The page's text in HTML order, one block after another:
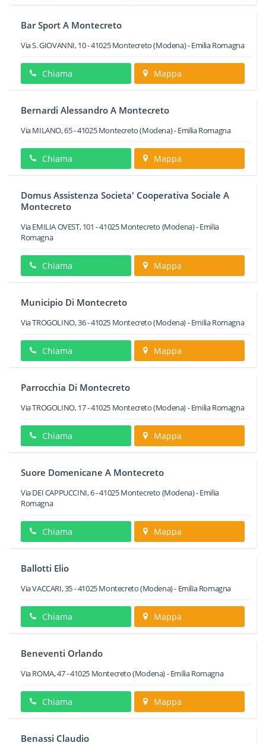
Bar Sport A Montecreto
Via S. GIOVANNI, 10-41025 Montecreto(Modena) -Emilia Romagna
Chiama Mappa
Bernardi Alessandro A Montecreto
Via MILANO, 65-41025 Montecreto(Modena) -Emilia Romagna
Chiama Mappa
Domus Assistenza Societa' Cooperativa Sociale A
Montecreto
Via EMILIA OVEST, 101 -41025Montecreto (Modena) -Emilia
Romagna
Chiama Mappa
Municipio Di Montecreto
Via TROGOLINO, 36-41025 Montecreto(Modena) -Emilia Romagna
Chiama Mappa
Parrocchia Di Montecreto
Via TROGOLINO, 17-41025 Montecreto(Modena) -Emilia Romagna
Chiama Mappa
Suore Domenicane A Montecreto
Via DEI CAPPUCCINI, 6-41025Montecreto (Modena) -Emilia
Romagna
Chiama Mappa
Ballotti Elio
Via VACCARI, 35-41025Montecreto(Modena) - Emilia Romagna
Chiama Mappa
Beneventi Orlando
Via ROMA, 47-41025 Montecreto(Modena) -Emilia Romagna
Chiama Mappa
Benassi Claudio